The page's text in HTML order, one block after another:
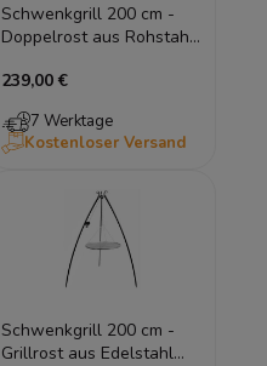
Schwenkgrill 200 cm -
Doppelrost aus Rohstahl
239,00 €
7 Werktage
Kostenloser Versand
Schwenkgrill 200 cm -
Grillrost aus Edelstahl